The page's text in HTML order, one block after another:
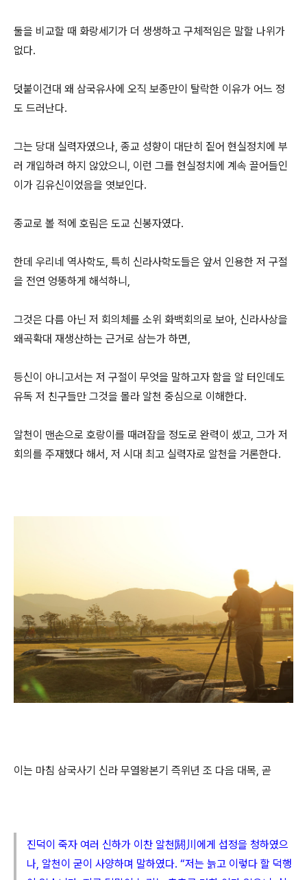
둘을 비교할 때 화랑세기가 더 생생하고 구체적임은 말할 나위가
없다.
덧붙이건대 왜 삼국유사에 오직 보종만이 탈락한 이유가 어느 정
도 드러난다.
그는 당대 실력자였으나, 종교 성향이 대단히 짙어 현실정치에 부
러 개입하려 하지 않았으니, 이런 그를 현실정치에 계속 끌어들인
이가 김유신이었음을 엿보인다.
종교로 볼 적에 호림은 도교 신봉자였다.
한데 우리네 역사학도, 특히 신라사학도들은 앞서 인용한 저 구절
을 전연 엉뚱하게 해석하니,
그것은 다름 아닌 저 회의체를 소위 화백회의로 보아, 신라사상을
왜곡확대 재생산하는 근거로 삼는가 하면,
등신이 아니고서는 저 구절이 무엇을 말하고자 함을 알 터인데도
유독 저 친구들만 그것을 몰라 알천 중심으로 이해한다.
알천이 맨손으로 호랑이를 때려잡을 정도로 완력이 셌고, 그가 저
회의를 주재했다 해서, 저 시대 최고 실력자로 알천을 거론한다.
이는 마침 삼국사기 신라 무열왕본기 즉위년 조 다음 대목, 곧
진덕이 죽자 여러 신하가 이찬 알천閼川에게 섭정을 청하였으
나, 알천이 굳이 사양하며 말하였다. “저는 늙고 이렇다 할 덕행